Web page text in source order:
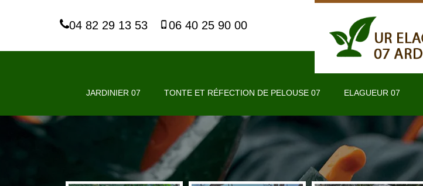
04 82 29 13 53 06 40 25 90 00
JARDINIER 07 TONTE ET RÉFECTION DE PELOUSE 07 ELAGUEUR 07